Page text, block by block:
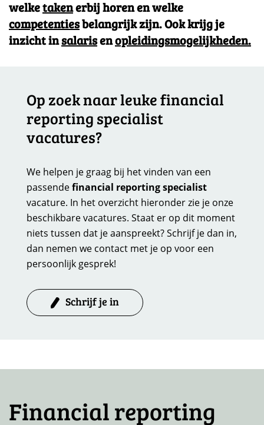
welketakenerbij horen en welke
competentiesbelangrijk zijn. Ook krijg je
inzicht insalarisenopleidingsmogelijkheden.
Op zoek naar leuke financial
reporting specialist
vacatures?
We helpen je graag bij het vinden van een
passendefinancial reporting specialist
vacature. In het overzicht hieronder zie je onze
beschikbare vacatures. Staat er op dit moment
niets tussen dat je aanspreekt? Schrijf je dan in,
dan nemen we contact met je op voor een
persoonlijk gesprek!
Schrijf je in
Financial reporting